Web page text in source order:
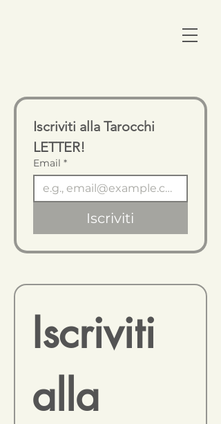
Iscriviti alla Tarocchi
LETTER!
Email *
Iscriviti
Iscriviti
alla